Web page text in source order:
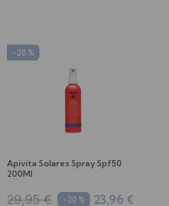
-20 %
Apivita Solares Spray Spf50
200Ml
29,95 € -20 % 23,96 €